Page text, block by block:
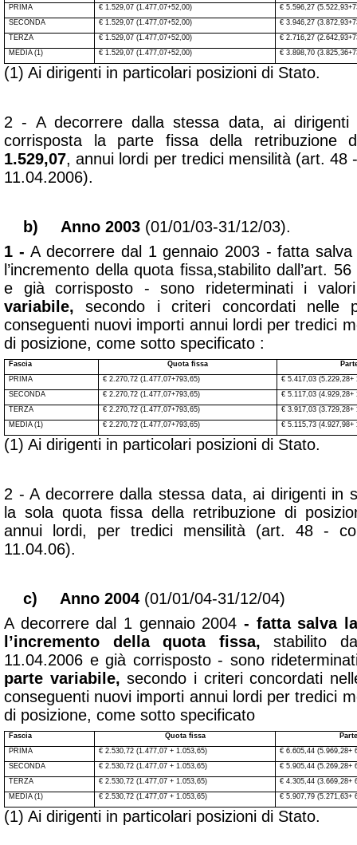
PRIMA
€ 1.529,07 (1.477,07+52,00)
€ 5.596,27
SECONDA
€ 1.529,07 (1.477,07+52,00)
€ 3.946,27
TERZA
€ 1.529,07 (1.477,07+52,00)
€ 2.716,27
MEDIA (1)
€ 1.529,07 (1.477,07+52,00) € 3.898,70
(1) Ai dirigenti in particolari posizioni di Stato.
2 - A decorrere dalla stessa data, ai dirigenti
corrisposta la parte fissa della
1.529,07, annui lordi per tredici mensilità (art. 48
11.04.2006).
b) Anno 2003 (01/01/03-31/12/03).
1 -A decorrere dal 1 gennaio 2003 - fatta
l’incremento della quota fissa,stabilito dall’art.
e già corrisposto - sono rideterminati i
variabile,secondo i
criteri concordati
conseguenti nuovi importi annui lordi per tredici
di posizione, come sotto specificato :
Fascia Quota fissa
PRIMA
€ 2.270,72 (1.477,07+793,65) € 5.417,03 (5.229,28+
SECONDA
€ 2.270,72 (1.477,07+793,65) € 5.117,03 (4.929,28+
TERZA
€ 2.270,72 (1.477,07+793,65) € 3.917,03 (3.729,28+
MEDIA (1)
€ 2.270,72 (1.477,07+793,65) € 5.115,73 (4.927,98+
(1) Ai dirigenti in particolari posizioni di Stato.
2 - A decorrere dalla stessa data, ai dirigenti in
la sola quota fissa della retribuzione di
annui lordi, per tredici mensilità (art. 48 -
11.04.06).
c) Anno 2004 (01/01/04-31/12/04)
A decorrere dal 1 gennaio 2004 - fatta salva
l’incremento della quota fissa, stabilito
11.04.2006 e già corrisposto - sono
parte variabile,secondo i criteri concordati
conseguenti nuovi importi annui lordi per tredici
di posizione, come sotto specificato
Fascia Quota fissa
PRIMA
€ 2.530,72 (1.477,07 + 1.053,65) € 6.605,44 (5.969,28+
SECONDA
€ 2.530,72 (1.477,07 + 1.053,65) € 5.905,44 (5.269,28+
TERZA
€ 2.530,72 (1.477,07 + 1.053,65) € 4.305,44 (3.669,28+
MEDIA (1)
€ 2.530,72 (1.477,07 + 1.053,65) € 5.907,79 (5.271,63+
(1) Ai dirigenti in particolari posizioni di Stato.